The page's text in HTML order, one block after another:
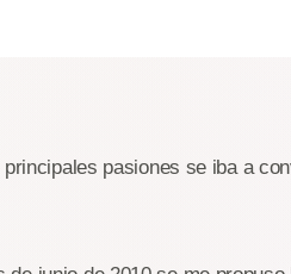
pasiones se iba a